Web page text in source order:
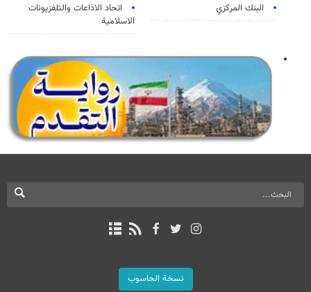
البنك المركزي
اتحاد الاذاعات والتلفزيونات
الاسلامية
نسخة الحاسوب